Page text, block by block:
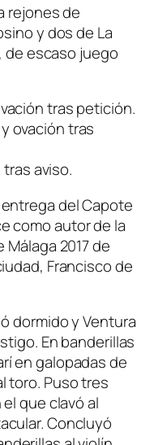
rejones de
y dos de La
de escaso juego
tras petición.
ovación tras
aviso.
del Capote
como autor de la
Málaga 2017 de
Francisco de
dormido y Ventura
En banderillas
en galopadas de
toro. Puso tres
que clavó al
Concluyó